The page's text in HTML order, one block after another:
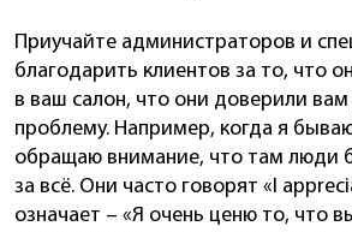
Приучайте администраторов и
благодарить клиентов за то, что
в ваш салон, что они доверили
проблему. Например, когда я
обращаю внимание, что там люди
за всё. Они часто говорят «I
означает – «Я очень ценю то, что